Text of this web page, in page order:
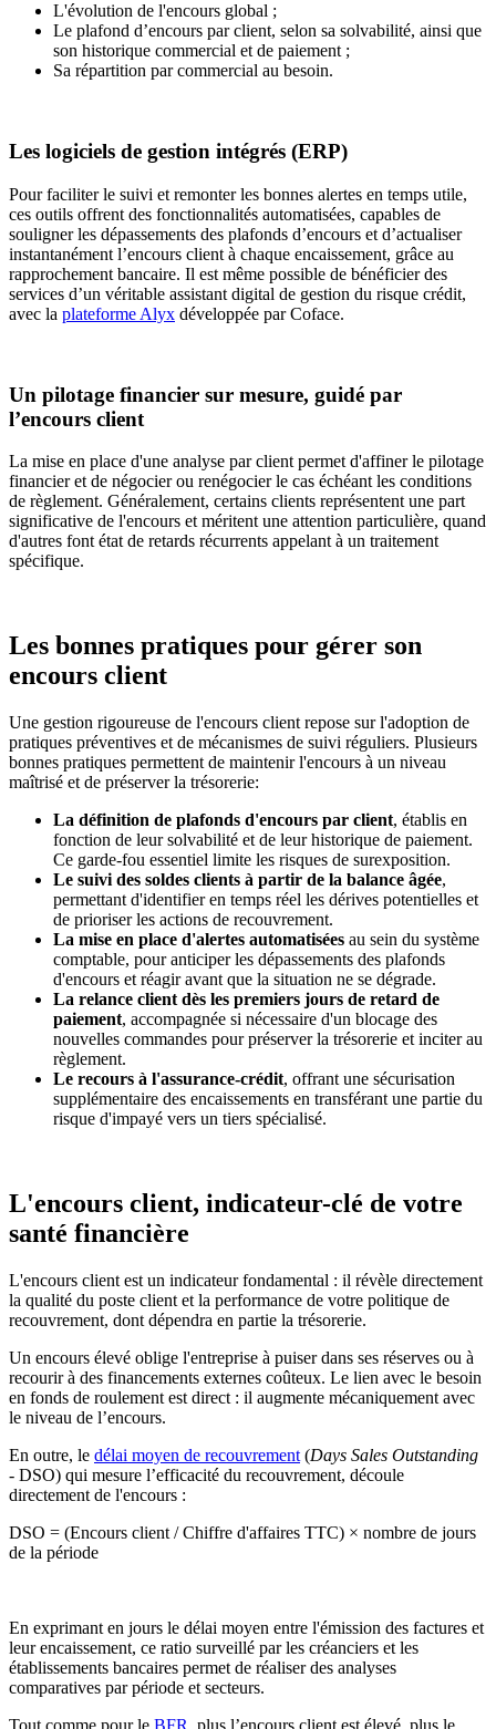
L'évolution de l'encours global ;
Le plafond d’encours par client, selon sa solvabilité, ainsi que
son historique commercial et de paiement ;
Sa répartition par commercial au besoin.
Les logiciels de gestion intégrés (ERP)
Pour faciliter le suivi et remonter les bonnes alertes en temps utile,
ces outils offrent des fonctionnalités automatisées, capables de
souligner les dépassements des plafonds d’encours et d’actualiser
instantanément l’encours client à chaque encaissement, grâce au
rapprochement bancaire. Il est même possible de bénéficier des
services d’un véritable assistant digital de gestion du risque crédit,
avec la plateforme Alyx développée par Coface.
Un pilotage financier sur mesure, guidé par
l’encours client
La mise en place d'une analyse par client permet d'affiner le pilotage
financier et de négocier ou renégocier le cas échéant les conditions
de règlement. Généralement, certains clients représentent une part
significative de l'encours et méritent une attention particulière, quand
d'autres font état de retards récurrents appelant à un traitement
spécifique.
Les bonnes pratiques pour gérer son
encours client
Une gestion rigoureuse de l'encours client repose sur l'adoption de
pratiques préventives et de mécanismes de suivi réguliers. Plusieurs
bonnes pratiques permettent de maintenir l'encours à un niveau
maîtrisé et de préserver la trésorerie:
La définition de plafonds d'encours par client, établis en
fonction de leur solvabilité et de leur historique de paiement.
Ce garde-fou essentiel limite les risques de surexposition.
Le suivi des soldes clients à partir de la balance âgée,
permettant d'identifier en temps réel les dérives potentielles et
de prioriser les actions de recouvrement.
La mise en place d'alertes automatisées au sein du système
comptable, pour anticiper les dépassements des plafonds
d'encours et réagir avant que la situation ne se dégrade.
La relance client dès les premiers jours de retard de
paiement, accompagnée si nécessaire d'un blocage des
nouvelles commandes pour préserver la trésorerie et inciter au
règlement.
Le recours à l'assurance-crédit, offrant une sécurisation
supplémentaire des encaissements en transférant une partie du
risque d'impayé vers un tiers spécialisé.
L'encours client, indicateur-clé de votre
santé financière
L'encours client est un indicateur fondamental : il révèle directement
la qualité du poste client et la performance de votre politique de
recouvrement, dont dépendra en partie la trésorerie.
Un encours élevé oblige l'entreprise à puiser dans ses réserves ou à
recourir à des financements externes coûteux. Le lien avec le besoin
en fonds de roulement est direct : il augmente mécaniquement avec
le niveau de l’encours.
En outre, le délai moyen de recouvrement (Days Sales Outstanding
- DSO) qui mesure l’efficacité du recouvrement, découle
directement de l'encours :
DSO = (Encours client / Chiffre d'affaires TTC) × nombre de jours
de la période
En exprimant en jours le délai moyen entre l'émission des factures et
leur encaissement, ce ratio surveillé par les créanciers et les
établissements bancaires permet de réaliser des analyses
comparatives par période et secteurs.
Tout comme pour le BFR , plus l’encours client est élevé, plus le